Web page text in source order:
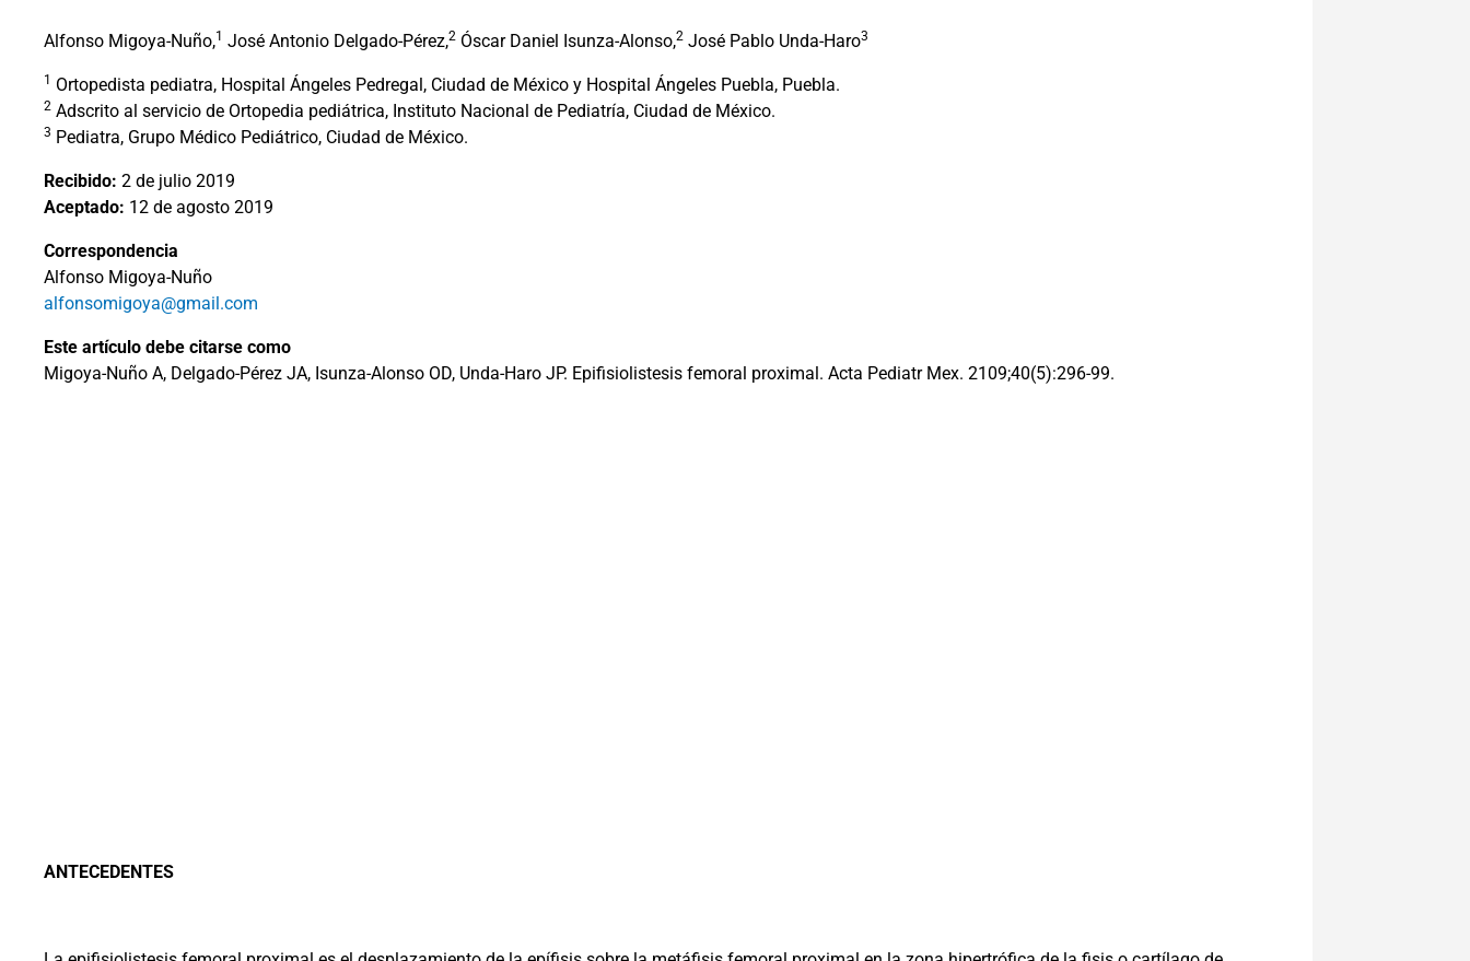
Alfonso Migoya-Nuño,1 José Antonio Delgado-Pérez,2 Óscar Daniel Isunza-Alonso,2 José Pablo Unda-Haro3
1 Ortopedista pediatra, Hospital Ángeles Pedregal, Ciudad de México y Hospital Ángeles Puebla, Puebla.
2 Adscrito al servicio de Ortopedia pediátrica, Instituto Nacional de Pediatría, Ciudad de México.
3 Pediatra, Grupo Médico Pediátrico, Ciudad de México.
Recibido: 2 de julio 2019
Aceptado: 12 de agosto 2019
Correspondencia
Alfonso Migoya-Nuño
alfonsomigoya@gmail.com
Este artículo debe citarse como
Migoya-Nuño A, Delgado-Pérez JA, Isunza-Alonso OD, Unda-Haro JP. Epifisiolistesis femoral proximal. Acta Pediatr Mex. 2109;40(5):296-99.
ANTECEDENTES